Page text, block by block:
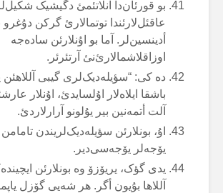
بو قورئان‌دا آنلاتئمئ دگیشیک
عاقئل‌لارئندا توتمالارئ گرکن دۇغرو
أدینسین‌لر. آما بو اۇنلارئن سادەجە
اوزاقلاشمالارئ‌نئ آرتئرئر.
دە کی: “سؤیلەدیک‌لری گیبی آللاهئن
باشقا ایلاەلار اۇلسایدئ، اۇنلار
آلت أتمەنین بیر یۇلونو آرارلاردئ.
اۇ، بونلارئن سؤیلەدیک‌لریندن تامامن
یۆجەلر یۆجەسی‌دیر.
یدی گؤک، یریۆزۆ وە بونلارئن
آللاها بۇیون أگر. هر شەیی گۆزل